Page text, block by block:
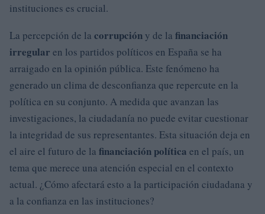
instituciones es crucial.
La percepción de la corrupción y de la financiación
irregular en los partidos políticos en España se ha
arraigado en la opinión pública. Este fenómeno ha
generado un clima de desconfianza que repercute en la
política en su conjunto. A medida que avanzan las
investigaciones, la ciudadanía no puede evitar cuestionar
la integridad de sus representantes. Esta situación deja en
el aire el futuro de la financiación política en el país, un
tema que merece una atención especial en el contexto
actual. ¿Cómo afectará esto a la participación ciudadana y
a la confianza en las instituciones?